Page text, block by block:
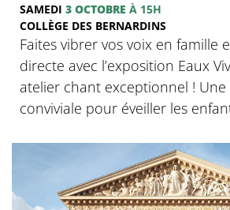
SAMEDI 3 OCTOBRE À 15H
COLLÈGE DES BERNARDINS
Faites vibrer vos voix en famille
directe avec l’exposition Eaux
atelier chant exceptionnel !
conviviale pour éveiller les